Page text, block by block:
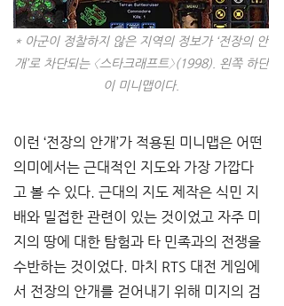
* 아군이 정찰하지 않은 지역의 정보가 ‘전장의 안
개’로 차단되는 〈스타크래프트〉(1998). 왼쪽 하단
이 미니맵이다.
이런 ‘전장의 안개’가 적용된 미니맵은 어떤
의미에서는 근대적인 지도와 가장 가깝다
고 볼 수 있다. 근대의 지도 제작은 식민 지
배와 밀접한 관련이 있는 것이었고 자주 미
지의 땅에 대한 탐험과 타 민족과의 전쟁을
수반하는 것이었다. 마치 RTS 대전 게임에
서 전장의 안개를 걷어내기 위해 미지의 검